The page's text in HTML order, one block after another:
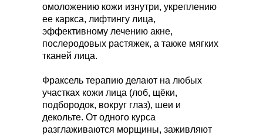
омоложению кожи изнутри, укреплению
ее каркса, лифтингу лица,
эффективному лечению акне,
послеродовых растяжек, а также мягких
тканей лица.
Фраксель терапию делают на любых
участках кожи лица (лоб, щёки,
подбородок, вокруг глаз), шеи и
декольте. От одного курса
разглаживаются морщины, заживляют